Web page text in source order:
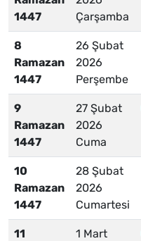
1447
Çarşamba
8
Ramazan
1447
26 Şubat
2026
Perşembe
9
Ramazan
1447
27 Şubat
2026
Cuma
10
Ramazan
1447
28 Şubat
2026
Cumartesi
11
1 Mart